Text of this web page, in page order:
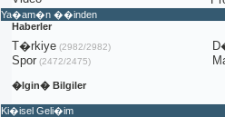
Ya�am�n ��inden
Haberler
T�rkiye(2982/2982)
Spor(2472/2475)
�lgin� Bilgiler
Ki�isel Geli�im